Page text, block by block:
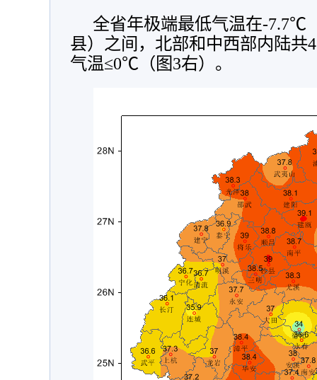
全省年极端最低气温在-7.7℃
县）之间，北部和中西部内陆共
气温≤0℃（图3右）。